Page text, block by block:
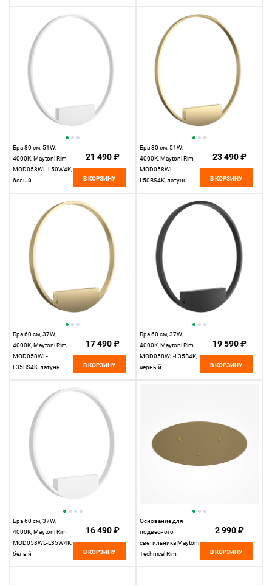
Бра 80 см, 51W,
4000K, Maytoni Rim
MOD058WL-L50W4K,
белый
21 490 ₽
В КОРЗИНУ
Бра 80 см, 51W,
4000K, Maytoni Rim
MOD058WL-
L50BS4K, латунь
23 490 ₽
В КОРЗИНУ
Бра 60 см, 37W,
4000K, Maytoni Rim
MOD058WL-
L35BS4K, латунь
17 490 ₽
В КОРЗИНУ
Бра 60 см, 37W,
4000K, Maytoni Rim
MOD058WL-L35B4K,
черный
19 590 ₽
В КОРЗИНУ
Бра 60 см, 37W,
4000K, Maytoni Rim
MOD058WL-L35W4K,
белый
16 490 ₽
В КОРЗИНУ
Основание для
подвесного
светильника Maytoni
Technical Rim
2 990 ₽
В КОРЗИНУ